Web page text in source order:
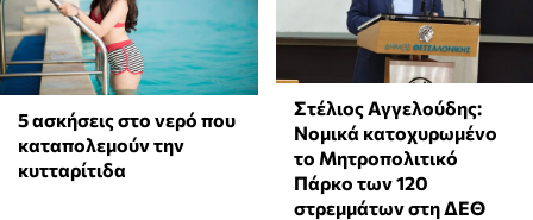
5 ασκήσεις στο νερό που
καταπολεμούν την
κυτταρίτιδα
Στέλιος Αγγελούδης:
Νομικά κατοχυρωμένο
το Μητροπολιτικό
Πάρκο των 120
στρεμμάτων στη ΔΕΘ